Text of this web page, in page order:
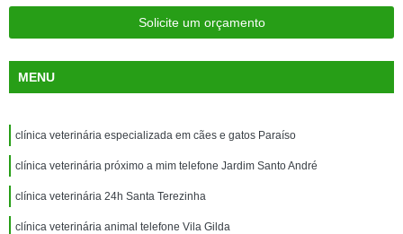
Solicite um orçamento
MENU
clínica veterinária especializada em cães e gatos Paraíso
clínica veterinária próximo a mim telefone Jardim Santo André
clínica veterinária 24h Santa Terezinha
clínica veterinária animal telefone Vila Gilda